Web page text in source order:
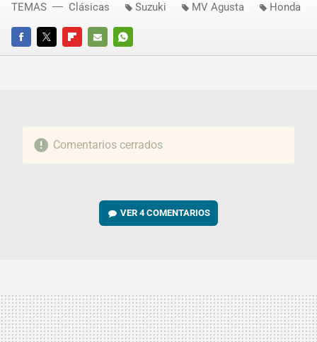
FACEBOOKTWITTERFLIPBOARD
E-
WHATSAPP
TEMAS Clásicas Suzuki MV Agusta Honda
Comentarios cerrados
VER4 COMENTARIOS